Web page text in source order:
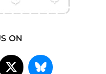
ON